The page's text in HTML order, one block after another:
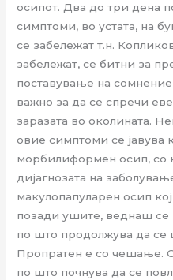
осипот. Два до три дена
симптоми, во устата, на
се забележат т.н.
забележат, се битни за
поставување на сомнение
важно за да се спречи
заразата во околината.
овие симптоми се јавува
морбилиформен осип, со
дијагнозата на
макулопапуларен осип
позади ушите, веднаш се
по што продолжува да се
Пропратен е со чешање.
по што почнува да се